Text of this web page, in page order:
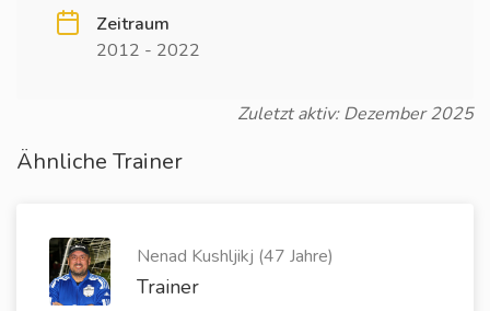
Zeitraum
2012 - 2022
Zuletzt aktiv: Dezember 2025
Ähnliche Trainer
Nenad Kushljikj (47 Jahre)
Trainer